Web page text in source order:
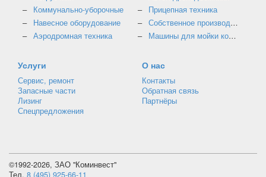
Коммунально-уборочные
Прицепная техника
Навесное оборудование
Собственное производство
Аэродромная техника
Машины для мойки контейнеров
Услуги
Сервис, ремонт
Запасные части
Лизинг
Спецпредложения
О нас
Контакты
Обратная связь
Партнёры
©1992-2026, ЗАО "Коминвест"
Тел. 8 (495) 925-66-11